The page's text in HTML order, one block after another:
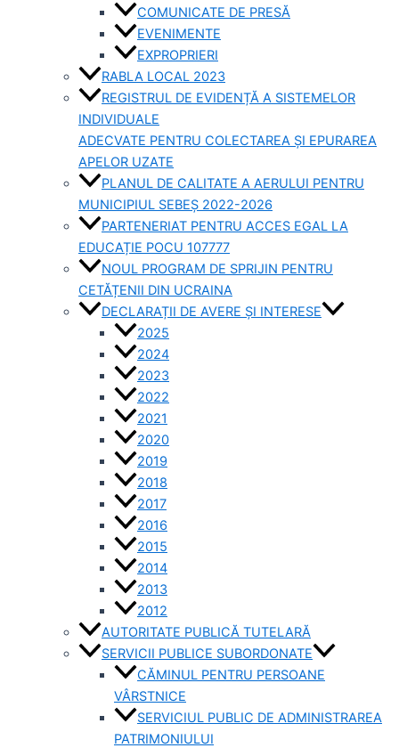
COMUNICATE DE PRESĂ
EVENIMENTE
EXPROPRIERI
RABLA LOCAL 2023
REGISTRUL DE EVIDENȚĂ A SISTEMELOR
INDIVIDUALE
ADECVATE PENTRU COLECTAREA ȘI EPURAREA
APELOR UZATE
PLANUL DE CALITATE A AERULUI PENTRU
MUNICIPIUL SEBEȘ 2022-2026
PARTENERIAT PENTRU ACCES EGAL LA
EDUCAȚIE POCU 107777
NOUL PROGRAM DE SPRIJIN PENTRU
CETĂȚENII DIN UCRAINA
DECLARAȚII DE AVERE ȘI INTERESE
2025
2024
2023
2022
2021
2020
2019
2018
2017
2016
2015
2014
2013
2012
AUTORITATE PUBLICĂ TUTELARĂ
SERVICII PUBLICE SUBORDONATE
CĂMINUL PENTRU PERSOANE
VÂRSTNICE
SERVICIUL PUBLIC DE ADMINISTRAREA
PATRIMONIULUI